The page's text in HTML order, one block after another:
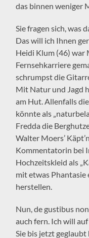
das binnen weniger
Sie fragen sich, was
Das will ich Ihnen
Heidi Klum (46) war
Fernsehkarriere
schrumpst die
Mit Natur und Jagd
am Hut. Allenfalls
könnte als
Fredda die
Walter Moers’
Kommentatorin bei
Hochzeitskleid als
mit etwas
herstellen.
Nun, de gustibus
auch fern. Ich will
Sie bis jetzt